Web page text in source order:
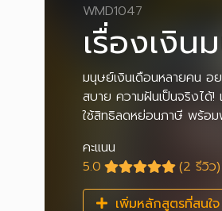
WMD1047
เรื่องเงิ
มนุษย์เงินเดือนหลายคน
สบาย ความฝันเป็นจริงได้!
ใช้สิทธิลดหย่อนภาษี พร้อ
คะแนน
5.0
(2 รีวิว)
เพิ่มหลักสูตรที่สนใจ